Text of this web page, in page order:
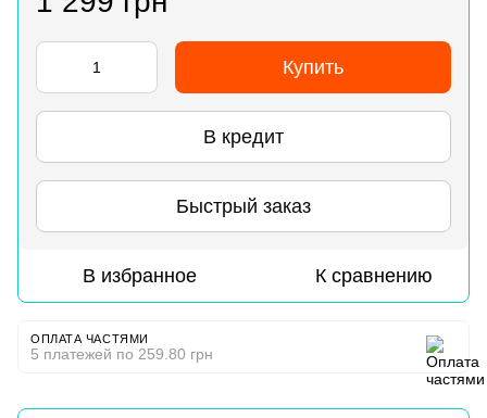
Купить
В кредит
Быстрый заказ
В избранное К сравнению
ОПЛАТА ЧАСТЯМИ
5 платежей по 259.80 грн